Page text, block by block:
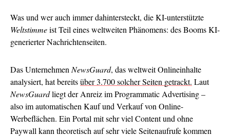
Was und wer auch immer dahintersteckt, die KI-unterstützte
Weltstimmeist Teil eines weltweiten Phänomens: des Booms KI-
generierter Nachrichtenseiten.
Das UnternehmenNewsGuard, das weltweit Onlineinhalte
analysiert, hat bereitsüber 3.700 solcher Seiten getrackt. Laut
NewsGuardliegt der Anreiz im Programmatic Advertising –
also im automatischen Kauf und Verkauf von Online-
Werbeflächen. Ein Portal mit sehr viel Content und ohne
Paywall kann theoretisch auf sehr viele Seitenaufrufe kommen